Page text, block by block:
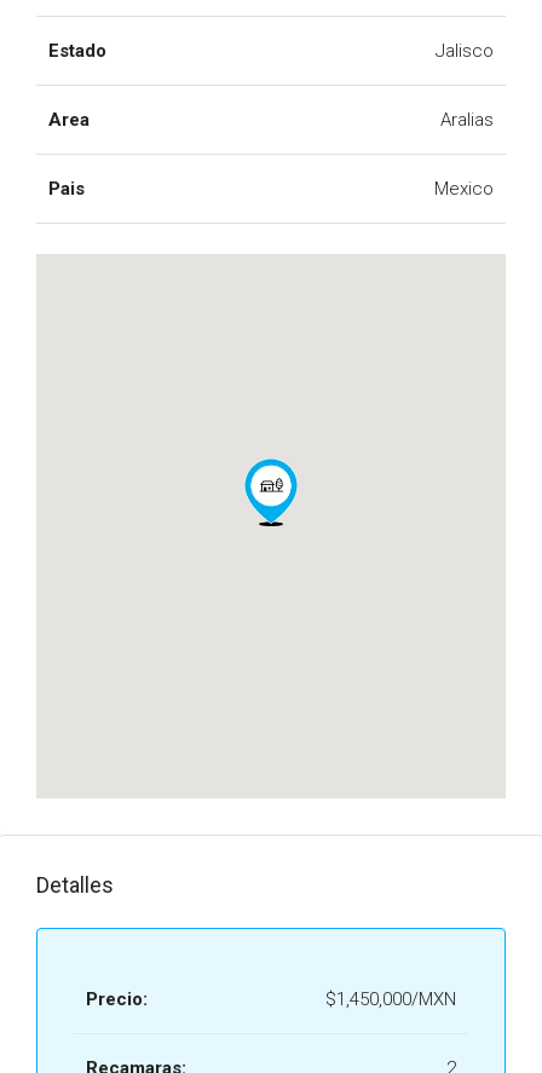
Estado Jalisco
Area Aralias
Pais Mexico
Detalles
Precio: $1,450,000/MXN
Recamaras: 2